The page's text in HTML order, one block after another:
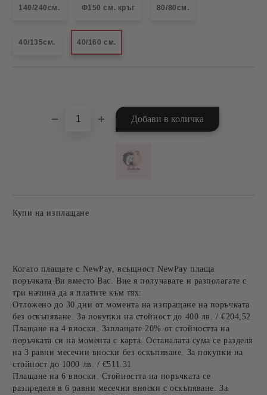
140/240см. Ф150 см. кръг 80/80см.
40/135см. 40/160 см.
Купи на изплащане
Когато плащате с NewPay, всъщност NewPay плаща
поръчката Ви вместо Вас. Вие я получавате и разполагате с
три начина да я платите към тях:
Отложено до 30 дни от момента на изпращане на поръчката
без оскъпяване. За покупки на стойност до 400 лв. / €204,52
Плащане на 4 вноски. Заплащате 20% от стойността на
поръчката си на момента с карта. Останалата сума се разделя
на 3 равни месечни вноски без оскъпяване. За покупки на
стойност до 1000 лв. / €511.31
Плащане на 6 вноски. Стойността на поръчката се
разпределя в 6 равни месечни вноски с оскъпяване. За